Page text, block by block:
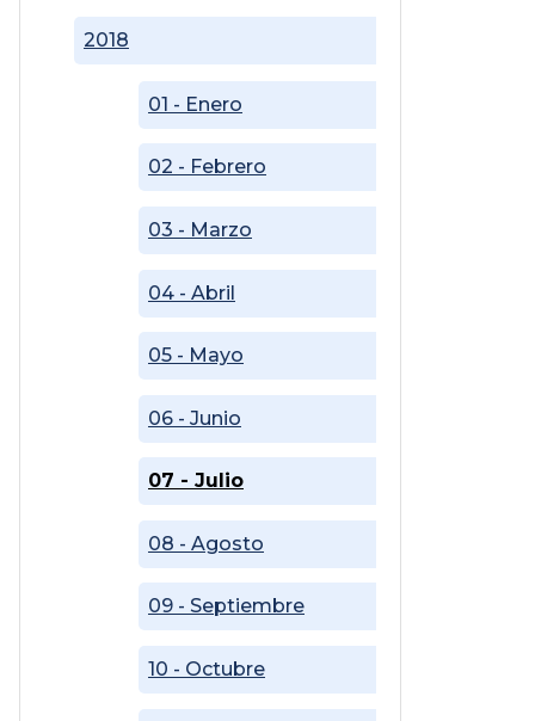
2018
01 - Enero
02 - Febrero
03 - Marzo
04 - Abril
05 - Mayo
06 - Junio
07 - Julio
08 - Agosto
09 - Septiembre
10 - Octubre